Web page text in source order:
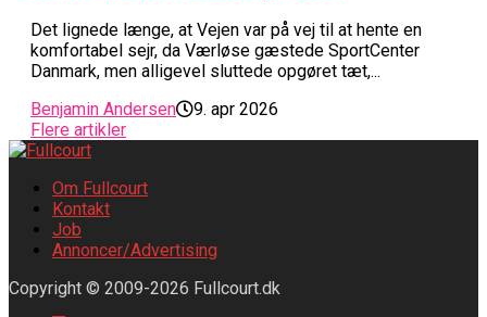
Det lignede længe, at Vejen var på vej til at hente en
komfortabel sejr, da Værløse gæstede SportCenter
Danmark, men alligevel sluttede opgøret tæt,...
Benjamin Andersen
9. apr 2026
Flere artikler
Om Fullcourt
Kontakt
Job
Annoncer/Advertising
Copyright © 2009-2026 Fullcourt.dk